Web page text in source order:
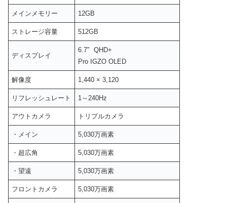
メインメモリー 12GB
ストレージ容量 512GB
ディスプレイ
6.7″ QHD+
Pro IGZO OLED
解像度 1,440 × 3,120
リフレッシュレート 1～240Hz
アウトカメラ トリプルカメラ
・メイン 5,030万画素
・ 超広角 5,030万画素
・望遠 5,030万画素
フロントカメラ 5,030万画素